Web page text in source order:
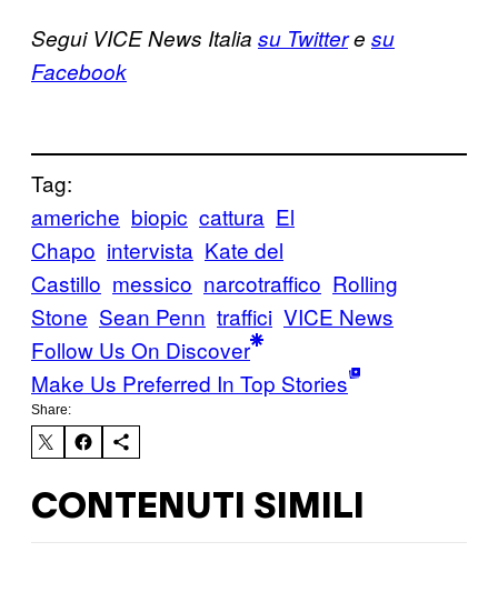
Segui VICE News Italia su Twittere su
Facebook
Tag:
americhe biopic cattura El
Chapo intervista Kate del
Castillo messico narcotraffico Rolling
Stone Sean Penn traffici VICE News
Follow Us On Discover
Make Us Preferred In Top Stories
Share:
CONTENUTI SIMILI